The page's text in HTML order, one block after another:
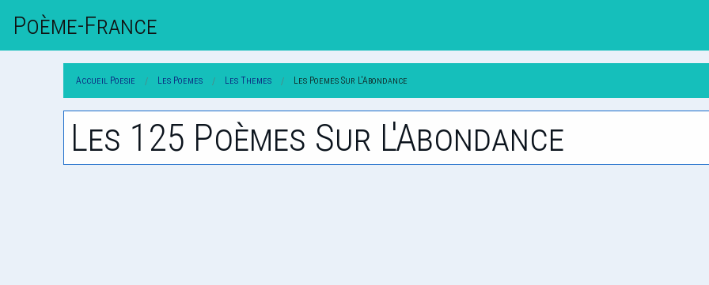
Poème-FrAnce
Accueil Poesie Les Poemes Les Themes Les Poemes Sur L'Abondance
Les 125 Poèmes Sur L'Abondance